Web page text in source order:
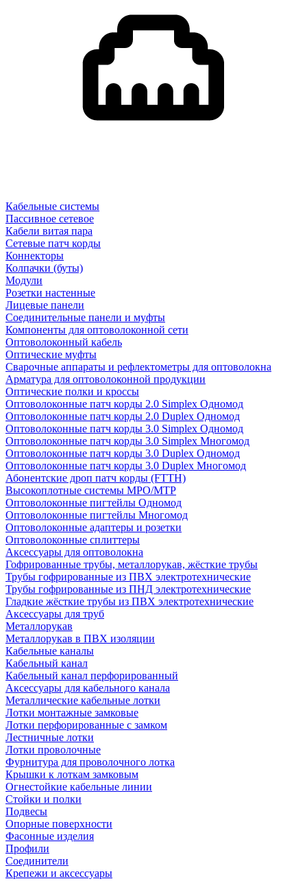
Кабельные системы
Пассивное сетевое
Кабели витая пара
Сетевые патч корды
Коннекторы
Колпачки (буты)
Модули
Розетки настенные
Лицевые панели
Соединительные панели и муфты
Компоненты для оптоволоконной сети
Оптоволоконный кабель
Оптические муфты
Сварочные аппараты и рефлектометры для оптоволокна
Арматура для оптоволоконной продукции
Оптические полки и кроссы
Оптоволоконные патч корды 2.0 Simplex Одномод
Оптоволоконные патч корды 2.0 Duplex Одномод
Оптоволоконные патч корды 3.0 Simplex Одномод
Оптоволоконные патч корды 3.0 Simplex Многомод
Оптоволоконные патч корды 3.0 Duplex Одномод
Оптоволоконные патч корды 3.0 Duplex Многомод
Абонентские дроп патч корды (FTTH)
Высокоплотные системы MPO/MTP
Оптоволоконные пигтейлы Одномод
Оптоволоконные пигтейлы Многомод
Оптоволоконные адаптеры и розетки
Оптоволоконные сплиттеры
Аксессуары для оптоволокна
Гофрированные трубы, металлорукав, жёсткие трубы
Трубы гофрированные из ПВХ электротехнические
Трубы гофрированные из ПНД электротехнические
Гладкие жёсткие трубы из ПВХ электротехнические
Аксессуары для труб
Металлорукав
Металлорукав в ПВХ изоляции
Кабельные каналы
Кабельный канал
Кабельный канал перфорированный
Аксессуары для кабельного канала
Металлические кабельные лотки
Лотки монтажные замковые
Лотки перфорированные с замком
Лестничные лотки
Лотки проволочные
Фурнитура для проволочного лотка
Крышки к лоткам замковым
Огнестойкие кабельные линии
Стойки и полки
Подвесы
Опорные поверхности
Фасонные изделия
Профили
Соединители
Крепежи и аксессуары